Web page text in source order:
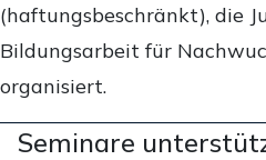
(haftungsbeschränkt), die
Bildungsarbeit für
organisiert.
Seminare